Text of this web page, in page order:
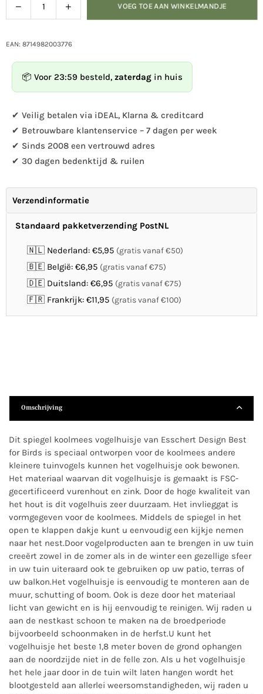
Hoeveelheid
Verlaag
de
voor
koolmees
vogelhuisje
Verhoog
de
voor
vogelhuisje
VOEG TOE AAN WINKELMANDJE
EAN: 8714982003776
📦 Voor 23:59 besteld, zaterdag in huis
✔ Veilig betalen via iDEAL, Klarna & creditcard
✔ Betrouwbare klantenservice – 7 dagen per week
✔ Sinds 2008 een vertrouwd adres
✔ 30 dagen bedenktijd & ruilen
Verzendinformatie
Standaard pakketverzending PostNL
🇳🇱 Nederland: €5,95 (gratis vanaf €50)
🇧🇪 België: €6,95 (gratis vanaf €75)
🇩🇪 Duitsland: €6,95 (gratis vanaf €75)
🇫🇷 Frankrijk: €11,95 (gratis vanaf €100)
Omschrijving
Dit spiegel koolmees vogelhuisje van Esschert Design Best
for Birds is speciaal ontworpen voor de koolmees andere
kleinere tuinvogels kunnen het vogelhuisje ook bewonen.
Het materiaal waarvan dit vogelhuisje is gemaakt is FSC-
gecertificeerd vurenhout en zink. Door de hoge kwaliteit van
het hout is dit vogelhuis zeer duurzaam. Het invlieggat is
vormgegeven voor de koolmees. Middels de spiegel in het
open te klappen dakje kunt u eenvoudig een kijkje nemen
naar het nest.Door vogelproducten aan te brengen in uw tuin
creeërt zowel in de zomer als in de winter een gezellige sfeer
in uw tuin uiteraard ook te gebruiken op uw patio, terras of
uw balkon.Het vogelhuisje is eenvoudig te monteren aan de
muur, schutting of boom. Ook is deze door het materiaal
licht van gewicht en is hij eenvoudig te reinigen. Wij raden u
aan de nestkast schoon te maken na de broedperiode
bijvoorbeeld schoonmaken in de herfst.U kunt het
vogelhuisje het beste 1,8 meter boven de grond ophangen
aan de noordzijde niet in de felle zon. Als u het vogelhuisje
het hele jaar door in de tuin wilt laten hangen wordt het
blootgesteld aan allerlei weersomstandigheden, wij raden u